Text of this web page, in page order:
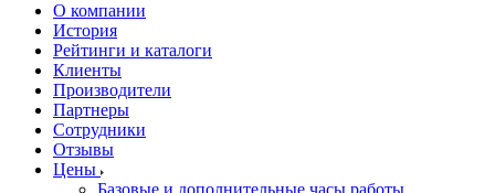
О компании
История
Рейтинги и каталоги
Клиенты
Производители
Партнеры
Сотрудники
Отзывы
Цены
Базовые и дополнительные часы работы